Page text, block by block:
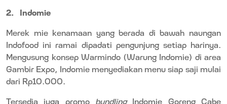
2.
Indomie
Merek mie kenamaan yang berada di bawah naungan
Indofood ini ramai dipadati pengunjung setiap harinya.
Mengusung konsep Warmindo (Warung Indomie) di area
Gambir Expo, Indomie menyediakan menu siap saji mulai
dari Rp10.000.
Tersedia juga promo bundlingIndomie Goreng Cabe